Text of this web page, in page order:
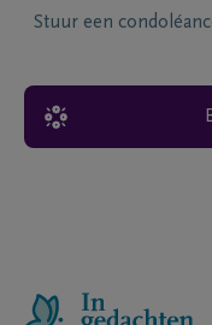
Stuur een